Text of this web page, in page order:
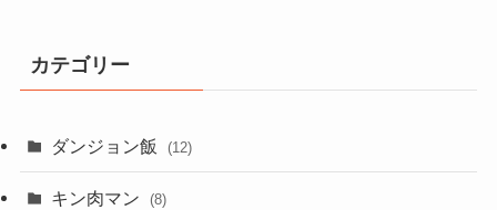
カテゴリー
ダンジョン飯 (12)
キン肉マン (8)